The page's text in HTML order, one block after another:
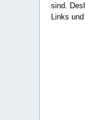
sind.
Links